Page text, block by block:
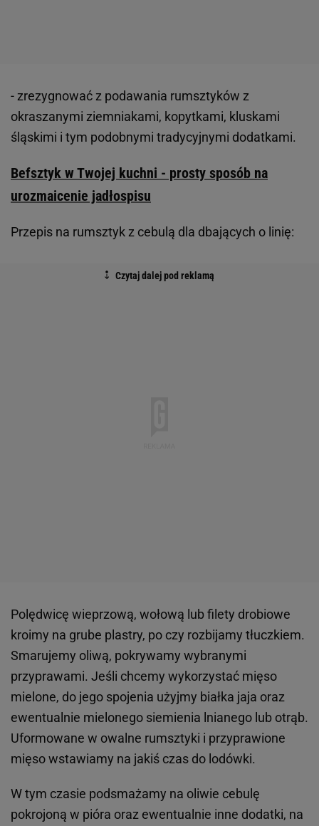
- zrezygnować z podawania rumsztyków z
okraszanymi ziemniakami, kopytkami, kluskami
śląskimi i tym podobnymi tradycyjnymi dodatkami.
Befsztyk w Twojej kuchni - prosty sposób na
urozmaicenie jadłospisu
Przepis na rumsztyk z cebulą dla dbających o linię:
Polędwicę wieprzową, wołową lub filety drobiowe
kroimy na grube plastry, po czy rozbijamy tłuczkiem.
Smarujemy oliwą, pokrywamy wybranymi
przyprawami. Jeśli chcemy wykorzystać mięso
mielone, do jego spojenia użyjmy białka jaja oraz
ewentualnie mielonego siemienia lnianego lub otrąb.
Uformowane w owalne rumsztyki i przyprawione
mięso wstawiamy na jakiś czas do lodówki.
W tym czasie podsmażamy na oliwie cebulę
pokrojoną w pióra oraz ewentualnie inne dodatki, na